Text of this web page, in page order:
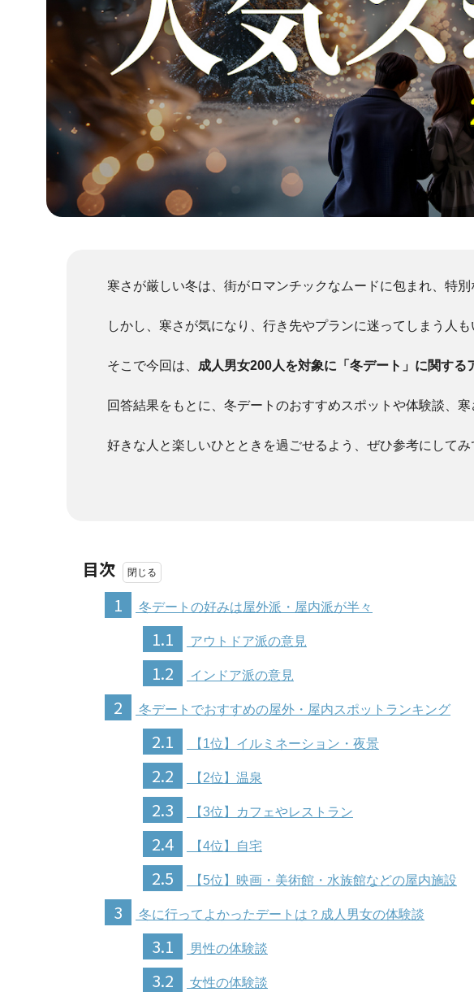
寒さが厳しい冬は、街がロマンチックなムードに包まれ、特
しかし、寒さが気になり、行き先やプランに迷ってしまう人も
そこで今回は、 成人男女200人を対象に「冬デート」に関する
回答結果をもとに、冬デートのおすすめスポットや体験談、寒
好きな人と楽しいひとときを過ごせるよう、ぜひ参考にしてみ
目次
1
冬デートの好みは屋外派・屋内派が半々
1.1 アウトドア派の意見
1.2 インドア派の意見
2 冬デートでおすすめの屋外・屋内スポットランキング
2.1 【1位】イルミネーション・夜景
2.2 【2位】温泉
2.3 【3位】カフェやレストラン
2.4 【4位】自宅
2.5 【5位】映画・美術館・水族館などの屋内施設
3 冬に行ってよかったデートは？成人男女の体験談
3.1 男性の体験談
3.2 女性の体験談